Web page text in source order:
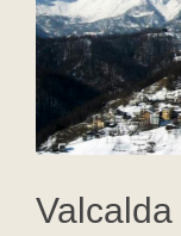
Valcalda